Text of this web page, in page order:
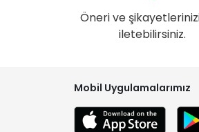
Öneri ve
iletebilirsiniz.
Mobil Uygulamalarımız